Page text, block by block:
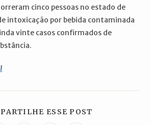
cinco pessoas no estado de
intoxicação por bebida contaminada
vinte casos confirmados de
ESSE POST